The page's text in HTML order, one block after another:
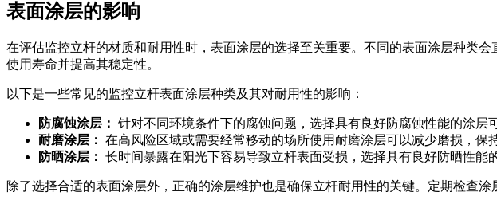
表面涂层的影响
在评估监控立杆的材质和耐用性时，表面涂层的选择至关重要。不同的表面涂层种类
使用寿命并提高其稳定性。
以下是一些常见的监控立杆表面涂层种类及其对耐用性的影响：
防腐蚀涂层： 针对不同环境条件下的腐蚀问题，选择具有良好防腐蚀性能的涂层
耐磨涂层： 在高风险区域或需要经常移动的场所使用耐磨涂层可以减少磨损，保
防晒涂层： 长时间暴露在阳光下容易导致立杆表面受损，选择具有良好防晒性能
除了选择合适的表面涂层外，正确的涂层维护也是确保立杆耐用性的关键。定期检查